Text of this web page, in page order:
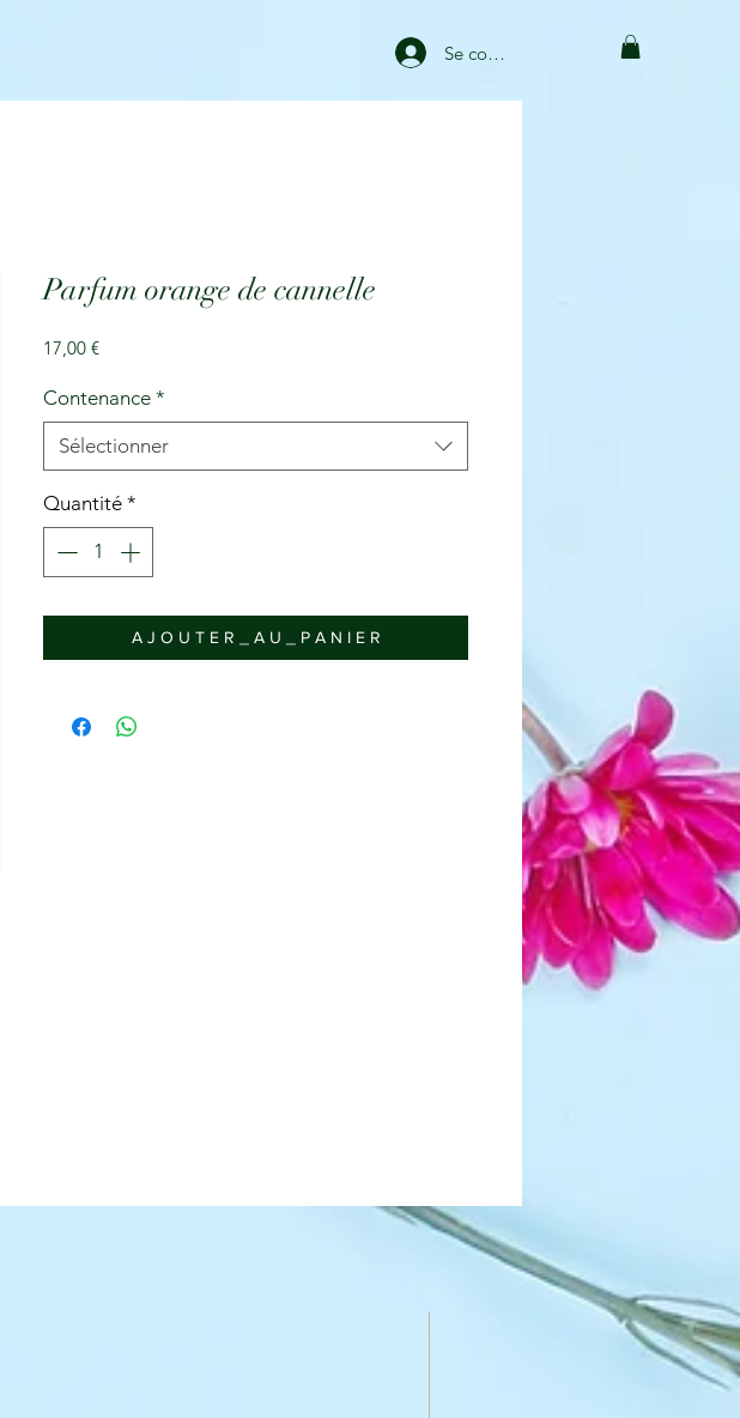
Se connecter
Parfum orange de cannelle
17,00 €Prix
Contenance *
Sélectionner
Quantité *
A J O U T E R _ A U _ P A N I E R